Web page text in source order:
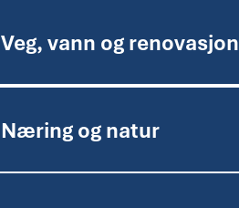
Veg, vann og renovasjon
Næring og natur